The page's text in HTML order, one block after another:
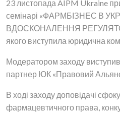
23 листопада AIPM Ukraine
семінарі «ФАРМБІЗНЕС В
ВДОСКОНАЛЕННЯ
якого виступила юридична
Модератором заходу
партнер ЮК «Правовий
В ході заходу доповідачі
фармацевтичного права,